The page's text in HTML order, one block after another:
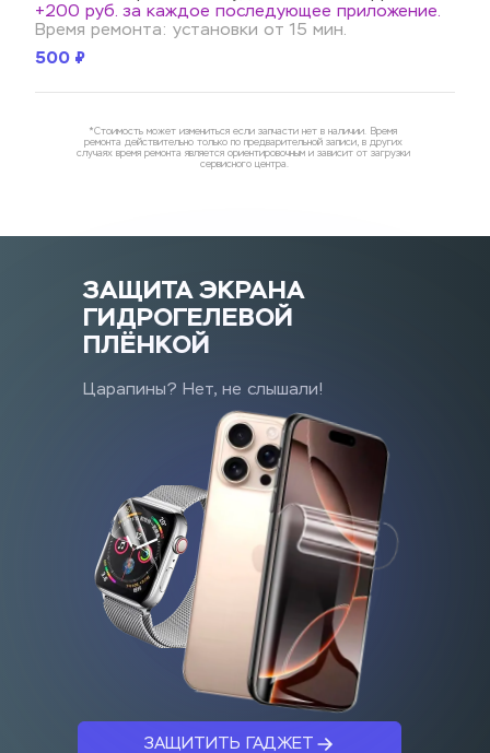
+200 руб. за каждое последующее приложение.
Время ремонта: установки от 15 мин.
500 ₽
*Стоимость может измениться если запчасти нет в наличии. Время
ремонта действительно только по предварительной записи, в других
случаях время ремонта является ориентировочным и зависит от загрузки
сервисного центра.
ЗАЩИТА ЭКРАНА
ГИДРОГЕЛЕВОЙ
ПЛЁНКОЙ
Царапины? Нет, не слышали!
ЗАЩИТИТЬ ГАДЖЕТ